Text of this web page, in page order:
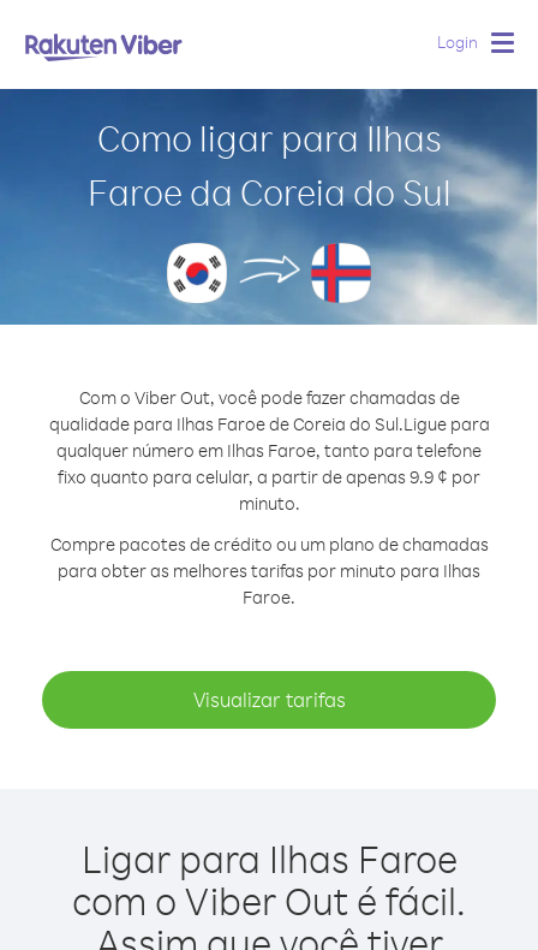
Login
Como ligar para Ilhas
Faroe da Coreia do Sul
Com o Viber Out, você pode fazer chamadas de
qualidade para Ilhas Faroe de Coreia do Sul.Ligue para
qualquer número em Ilhas Faroe, tanto para telefone
fixo quanto para celular, a partir de apenas 9.9 ¢ por
minuto.
Compre pacotes de crédito ou um plano de chamadas
para obter as melhores tarifas por minuto para Ilhas
Faroe.
Visualizar tarifas
Ligar para Ilhas Faroe
com o Viber Out é fácil.